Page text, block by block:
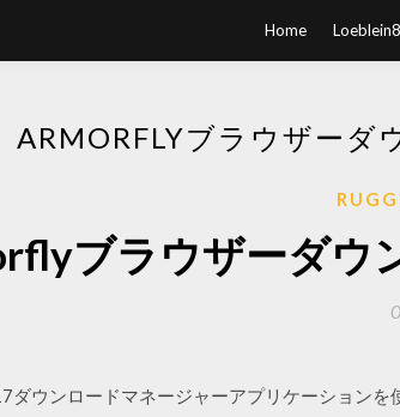
Home
ARMORFLYブラウザーダ
ブラウザーダウ
ダウンロードマネージャーアプリケーション